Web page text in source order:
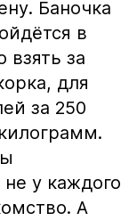
Баночка
в
за
для
за 250
у каждого
А